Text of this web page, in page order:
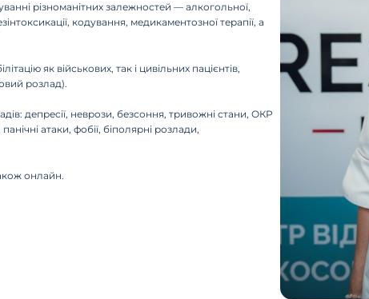
різноманітних залежностей — алкогольної,
кодування, медикаментозної терапії, а
як військових, так і цивільних пацієнтів,
розлад).
депресії, неврози, безсоння, тривожні стани, ОКР
атаки, фобії, біполярні розлади,
онлайн.